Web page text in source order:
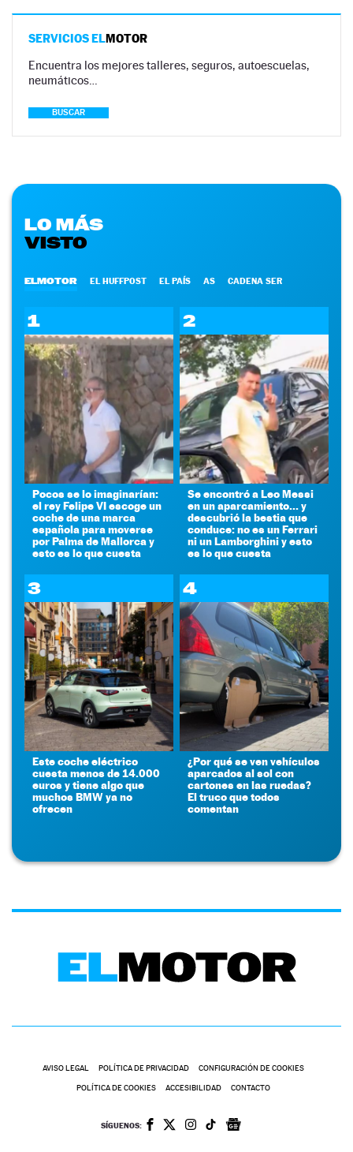
SERVICIOS ELMOTOR
Encuentra los mejores talleres, seguros, autoescuelas,
neumáticos…
BUSCAR
LO MÁS
VISTO
ELMOTOR EL HUFFPOST EL PAÍS AS CADENA SER
1
Pocos se lo imaginarían:
el rey Felipe VI escoge un
coche de una marca
española para moverse
por Palma de Mallorca y
esto es lo que cuesta
2
Se encontró a Leo Messi
en un aparcamiento... y
descubrió la bestia que
conduce: no es un Ferrari
ni un Lamborghini y esto
es lo que cuesta
3
Este coche eléctrico
cuesta menos de 14.000
euros y tiene algo que
muchos BMW ya no
ofrecen
4
¿Por qué se ven vehículos
aparcados al sol con
cartones en las ruedas?
El truco que todos
comentan
AVISO LEGAL POLÍTICA DE PRIVACIDAD CONFIGURACIÓN DE COOKIES
POLÍTICA DE COOKIES ACCESIBILIDAD CONTACTO
SÍGUENOS: